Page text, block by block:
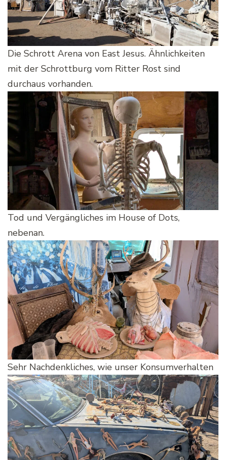
Die Schrott Arena von East Jesus. Ähnlichkeiten
mit der Schrottburg vom Ritter Rost sind
durchaus vorhanden.
Tod und Vergängliches im House of Dots,
nebenan.
Sehr Nachdenkliches, wie unser Konsumverhalten